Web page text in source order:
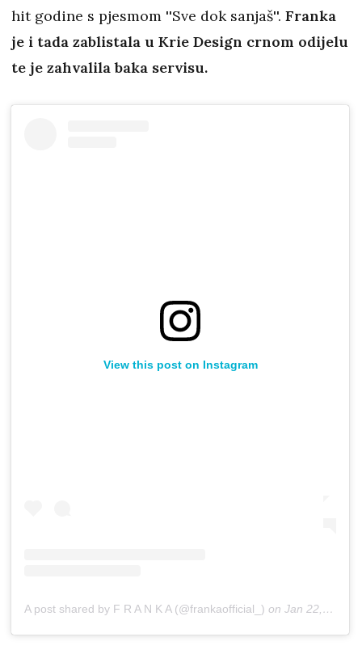
hit godine s pjesmom ''Sve dok sanjaš''. Franka
je i tada zablistala u Krie Design crnom odijelu
te je zahvalila baka servisu.
View this post on Instagram
A post shared by F R A N K A (@frankaofficial_) on Jan 22, 2020 at 7:24am PST